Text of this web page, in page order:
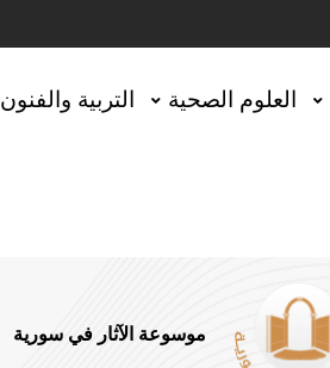
العلوم الصحية التربية والفنون
موسوعة الآثار في سورية